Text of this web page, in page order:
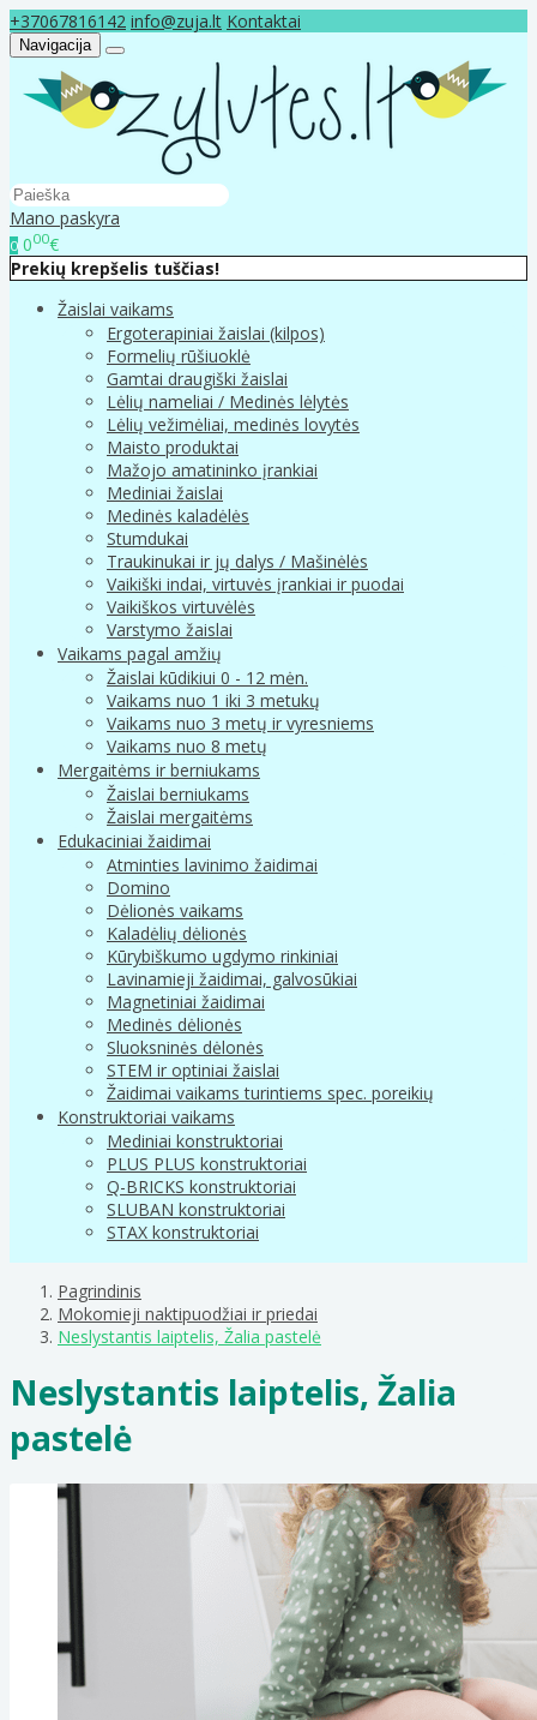
+37067816142 info@zuja.lt Kontaktai
Navigacija
Mano paskyra
0 000€
Prekių krepšelis tuščias!
Žaislai vaikams
Ergoterapiniai žaislai (kilpos)
Formelių rūšiuoklė
Gamtai draugiški žaislai
Lėlių nameliai / Medinės lėlytės
Lėlių vežimėliai, medinės lovytės
Maisto produktai
Mažojo amatininko įrankiai
Mediniai žaislai
Medinės kaladėlės
Stumdukai
Traukinukai ir jų dalys / Mašinėlės
Vaikiški indai, virtuvės įrankiai ir puodai
Vaikiškos virtuvėlės
Varstymo žaislai
Vaikams pagal amžių
Žaislai kūdikiui 0 - 12 mėn.
Vaikams nuo 1 iki 3 metukų
Vaikams nuo 3 metų ir vyresniems
Vaikams nuo 8 metų
Mergaitėms ir berniukams
Žaislai berniukams
Žaislai mergaitėms
Edukaciniai žaidimai
Atminties lavinimo žaidimai
Domino
Dėlionės vaikams
Kaladėlių dėlionės
Kūrybiškumo ugdymo rinkiniai
Lavinamieji žaidimai, galvosūkiai
Magnetiniai žaidimai
Medinės dėlionės
Sluoksninės dėlonės
STEM ir optiniai žaislai
Žaidimai vaikams turintiems spec. poreikių
Konstruktoriai vaikams
Mediniai konstruktoriai
PLUS PLUS konstruktoriai
Q-BRICKS konstruktoriai
SLUBAN konstruktoriai
STAX konstruktoriai
Pagrindinis
Mokomieji naktipuodžiai ir priedai
Neslystantis laiptelis, Žalia pastelė
Neslystantis laiptelis, Žalia
pastelė